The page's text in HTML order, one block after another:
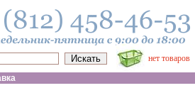
нет товаров